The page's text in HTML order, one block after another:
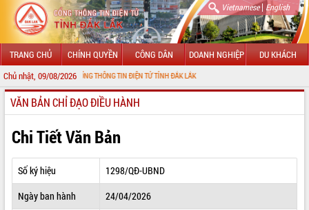
Vietnamese| English
TRANG CHỦ CHÍNH QUYỀN CÔNG DÂN DOANH NGHIỆP DU KHÁCH
Chủ nhật, 09/08/2026
ĐẾN VỚI CỔNG THÔNG TIN ĐIỆN TỬ TỈNH ĐẮK LẮK
GIỚI THIỆU
LÃNH ĐẠO UBND TỈNH
TIN TỨC SỰ KIỆN
SỞ, BAN, NGÀNH
VĂN BẢN CHỈ ĐẠO ĐIỀU HÀNH
Chi Tiết Văn Bản
Số ký hiệu
1298/QĐ-UBND
Ngày ban hành
24/04/2026